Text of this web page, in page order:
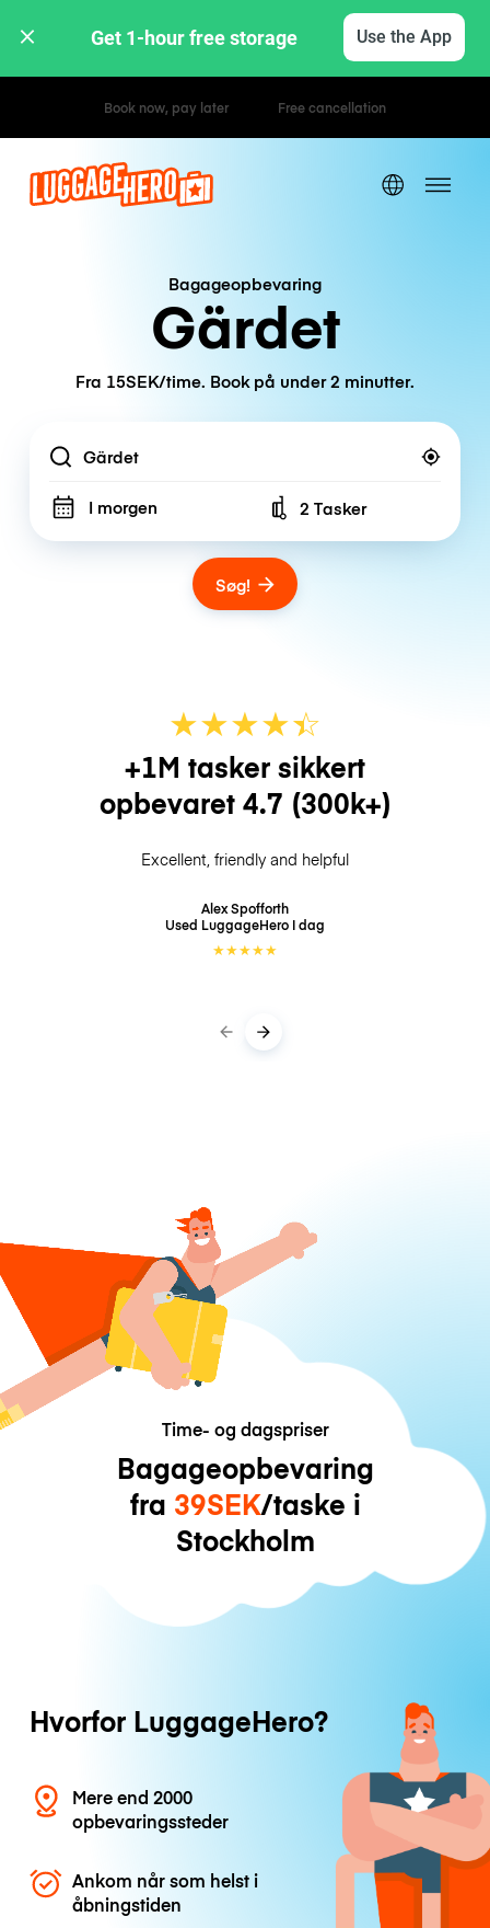
Get 1-hour free storage Use the App
Hourly / Daily Rates
Bagageopbevaring
Gärdet
Fra 15SEK/time. Book på under 2 minutter.
Location
I morgen Number of bags
2 Tasker
Søg!
★★★★☆
★
+1M tasker sikkert
opbevaret 4.7 (300k+)
Excellent, friendly and helpful
Alex Spofforth
Used LuggageHero I dag
★★★★★
Time- og dagspriser
Bagageopbevaring
fra 39SEK/taske i
Stockholm
Hvorfor LuggageHero?
Mere end 2000
opbevaringssteder
Ankom når som helst i
åbningstiden